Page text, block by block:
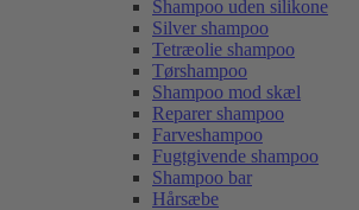
Shampoo uden silikone
Silver shampoo
Tetræolie shampoo
Tørshampoo
Shampoo mod skæl
Reparer shampoo
Farveshampoo
Fugtgivende shampoo
Shampoo bar
Hårsæbe